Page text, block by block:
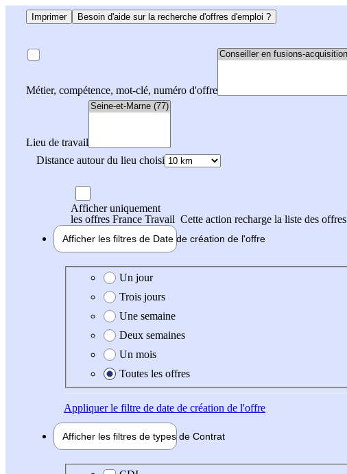
Imprimer Besoin d'aide sur la recherche d'offres d'emploi ?
Métier, compétence, mot-clé, numéro d'offre
Lieu de travail
Distance autour du lieu choisi
Afficher uniquement
les offres France Travail Cette action recharge la liste des offres
Afficher les filtres de Date de création de l'offre
Date de création de l'offre
Un jour
Trois jours
Une semaine
Deux semaines
Un mois
Toutes les offres
Appliquerle filtre de date de création de l'offre
Afficher les filtres de types de Contrat